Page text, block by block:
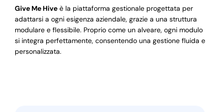
Give Me Hiveè la piattaforma gestionale progettata per
adattarsi a ogni esigenza aziendale, grazie a una struttura
modulare e flessibile. Proprio come un alveare, ogni modulo
si integra perfettamente, consentendo una gestione fluida e
personalizzata.